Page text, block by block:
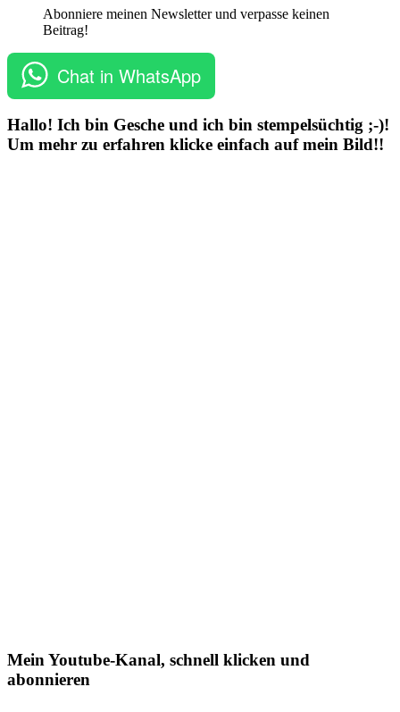
Abonniere meinen Newsletter und verpasse keinen
Beitrag!
Chat in WhatsApp
Hallo! Ich bin Gesche und ich bin stempelsüchtig ;-)!
Um mehr zu erfahren klicke einfach auf mein Bild!!
Mein Youtube-Kanal, schnell klicken und
abonnieren